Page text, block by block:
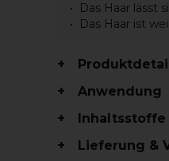
Das Haar lässt
Das Haar ist
Anwendung
Inhaltsstoffe
Lieferung &